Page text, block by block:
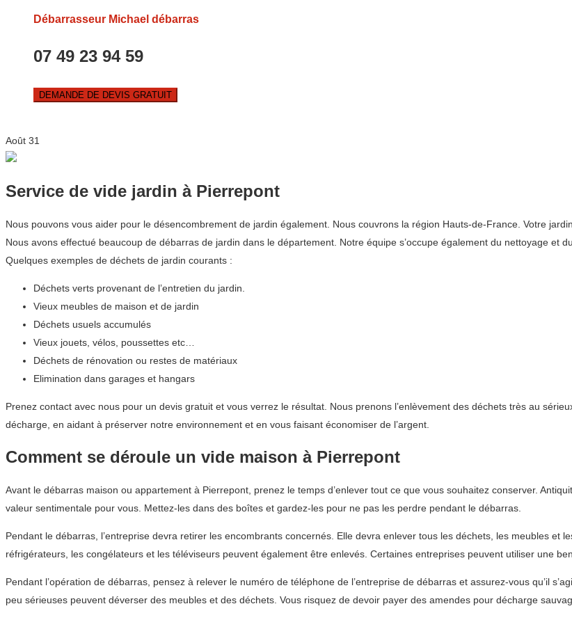
Débarrasseur Michael débarras
07 49 23 94 59
DEMANDE DE DEVIS GRATUIT
Août 31
Service de vide jardin à Pierrepont
Nous pouvons vous aider pour le désencombrement de jardin également. Nous couvrons la région Hauts-de-France. Votre
Nous avons effectué beaucoup de débarras de jardin dans le département. Notre équipe s’occupe également du nettoyage et
Quelques exemples de déchets de jardin courants :
Déchets verts provenant de l’entretien du jardin.
Vieux meubles de maison et de jardin
Déchets usuels accumulés
Vieux jouets, vélos, poussettes etc…
Déchets de rénovation ou restes de matériaux
Elimination dans garages et hangars
Prenez contact avec nous pour un devis gratuit et vous verrez le résultat. Nous prenons l’enlèvement des déchets très au
décharge, en aidant à préserver notre environnement et en vous faisant économiser de l’argent.
Comment se déroule un vide maison à Pierrepont
Avant le débarras maison ou appartement à Pierrepont, prenez le temps d’enlever tout ce que vous souhaitez conserver.
valeur sentimentale pour vous. Mettez-les dans des boîtes et gardez-les pour ne pas les perdre pendant le débarras.
Pendant le débarras, l’entreprise devra retirer les encombrants concernés. Elle devra enlever tous les déchets, les meubles et
réfrigérateurs, les congélateurs et les téléviseurs peuvent également être enlevés. Certaines entreprises peuvent utiliser une
Pendant l’opération de débarras, pensez à relever le numéro de téléphone de l’entreprise de débarras et assurez-vous qu’il
peu sérieuses peuvent déverser des meubles et des déchets. Vous risquez de devoir payer des amendes pour décharge